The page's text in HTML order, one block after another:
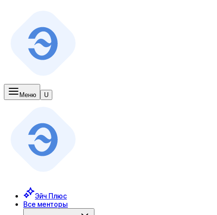
Меню U
Эйч Плюс
Все менторы